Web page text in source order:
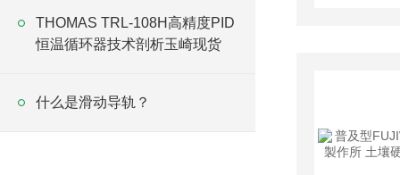
THOMAS TRL-108H高精度PID
恒温循环器技术剖析玉崎现货
什么是滑动导轨？